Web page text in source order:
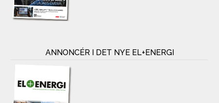
ANNONCÉR I DET NYE EL+ENERGI